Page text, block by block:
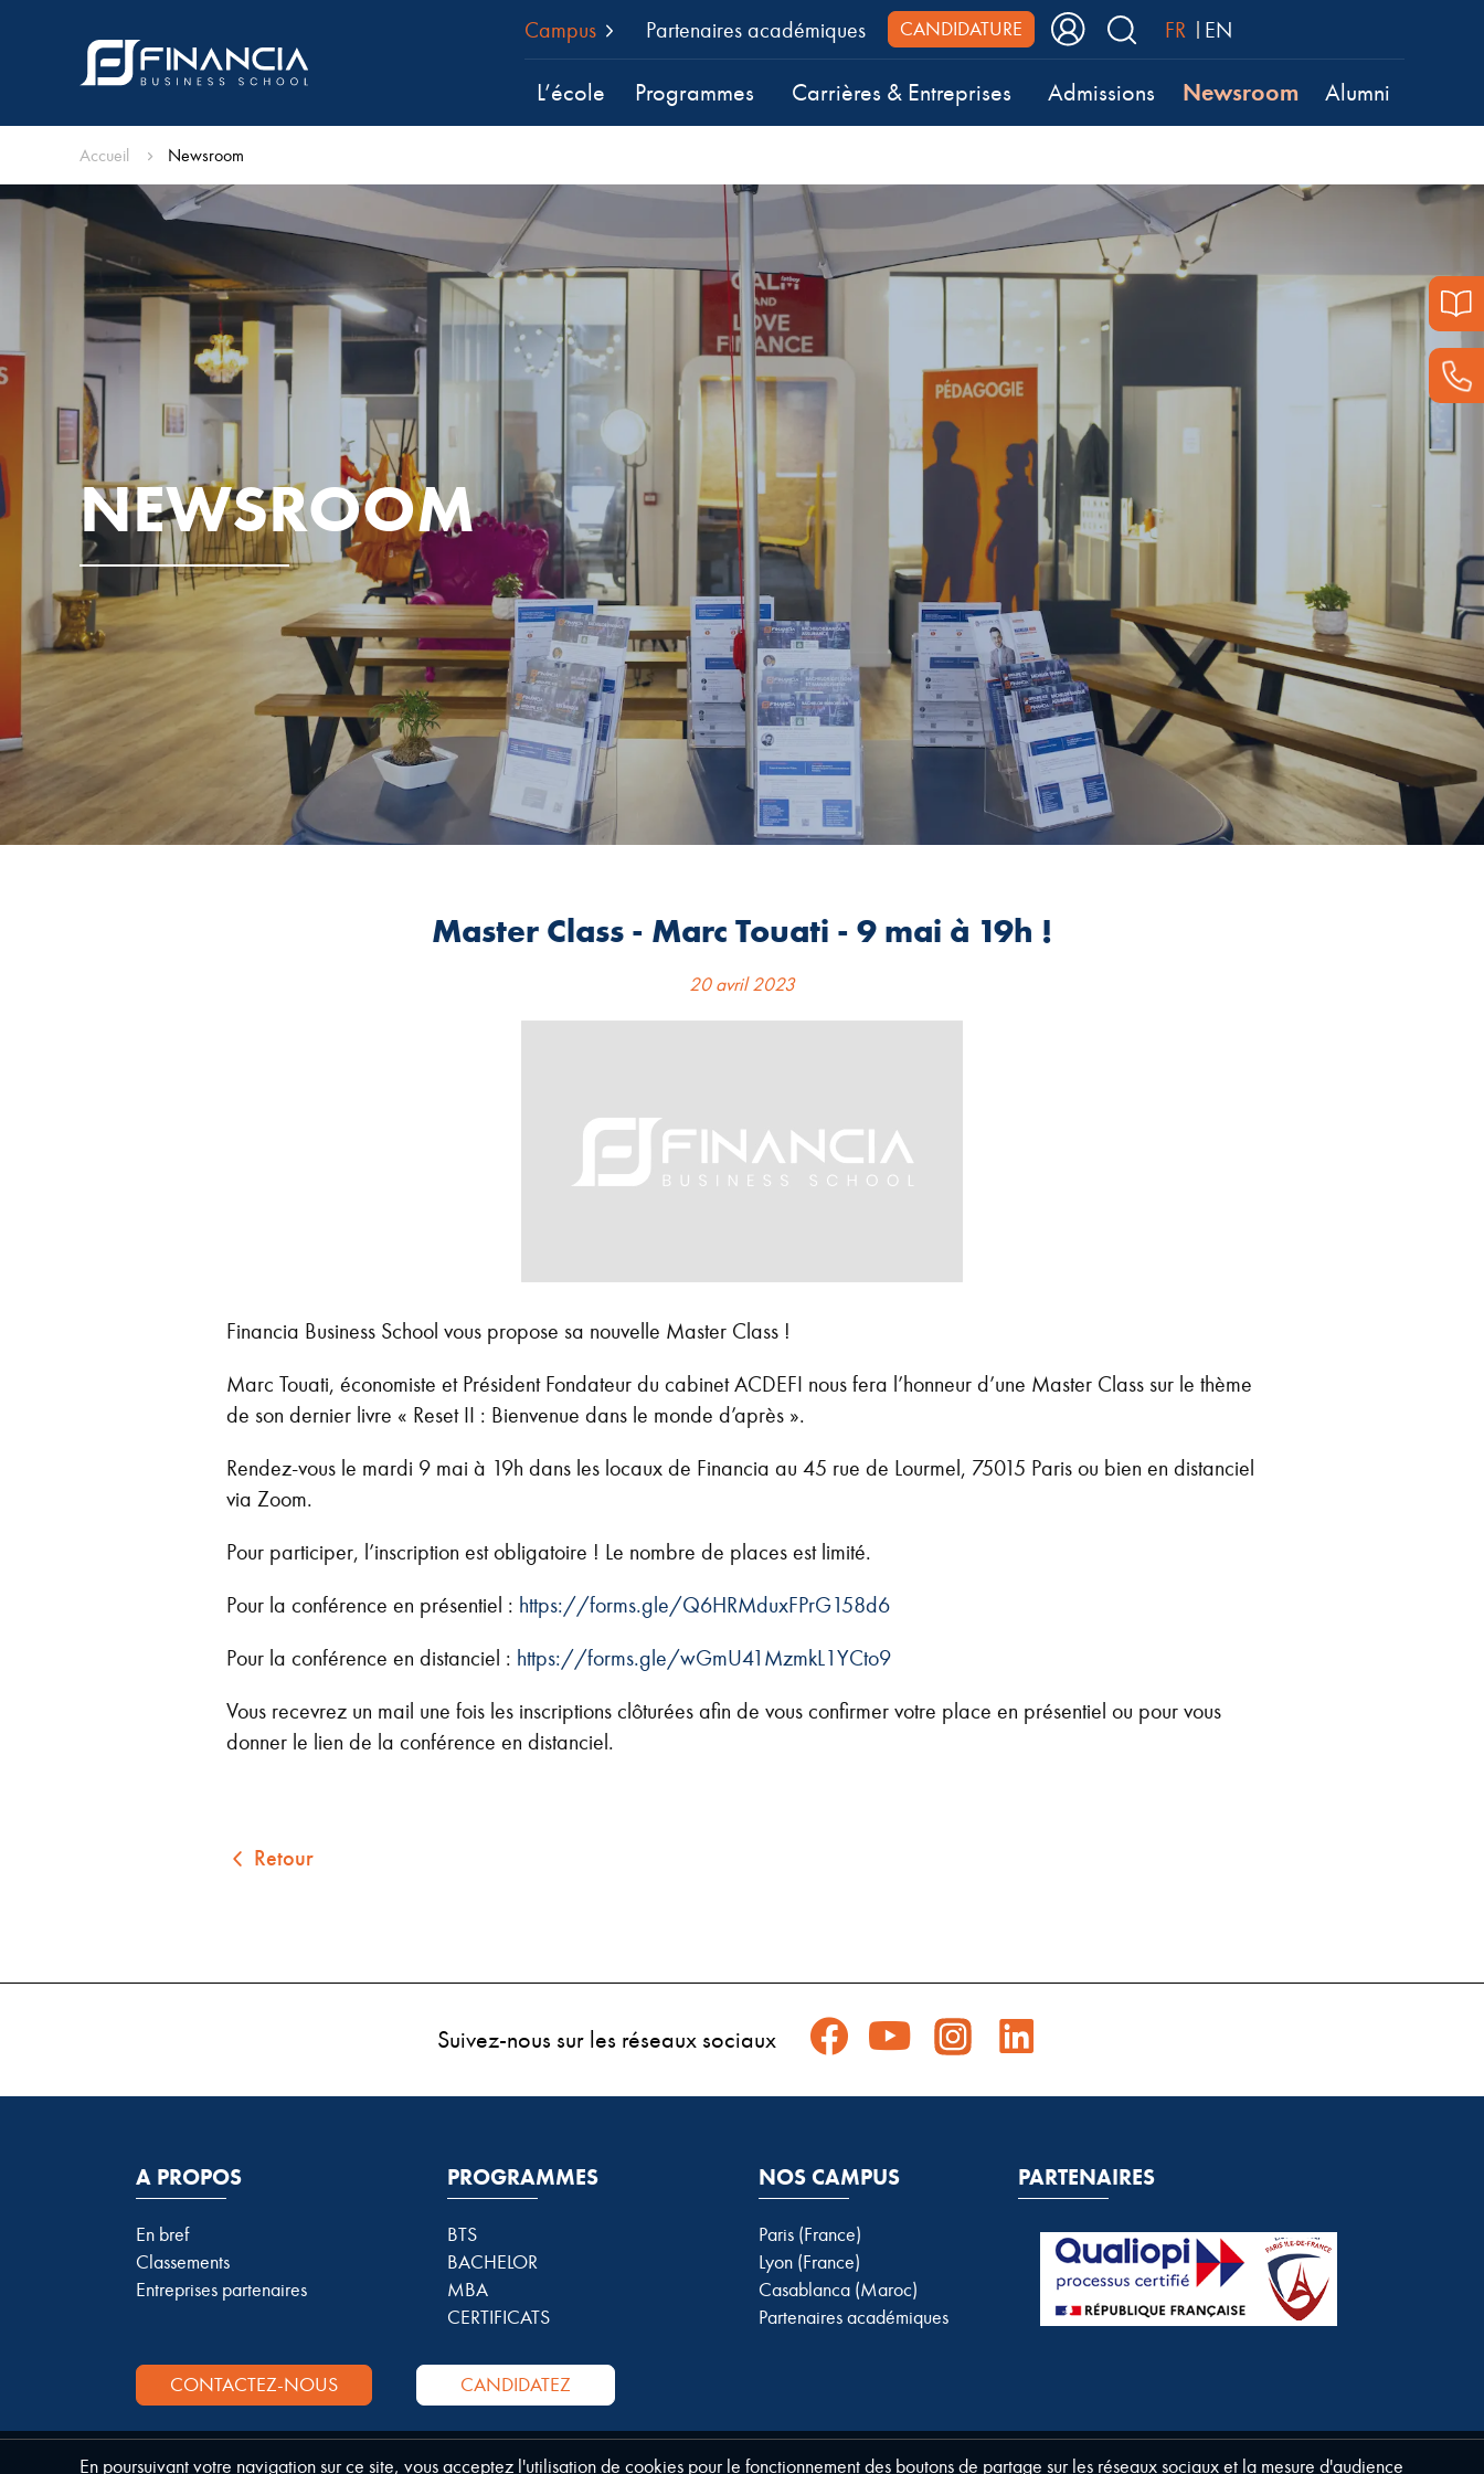
Campus Partenaires académiques CANDIDATURE FR EN
L’école Programmes Carrières & Entreprises Admissions Newsroom Alumni
Accueil Newsroom
NEWSROOM
Master Class - Marc Touati - 9 mai à 19h !
20 avril 2023
Financia Business School vous propose sa nouvelle Master Class !
Marc Touati, économiste et Président Fondateur du cabinet ACDEFI nous fera l’honneur d’une Master Class sur le thème
de son dernier livre « Reset II : Bienvenue dans le monde d’après ».
Rendez-vous le mardi 9 mai à 19h dans les locaux de Financia au 45 rue de Lourmel, 75015 Paris ou bien en distanciel
via Zoom.
Pour participer, l’inscription est obligatoire ! Le nombre de places est limité.
Pour la conférence en présentiel : https://forms.gle/Q6HRMduxFPrG158d6
Pour la conférence en distanciel : https://forms.gle/wGmU41MzmkL1YCto9
Vous recevrez un mail une fois les inscriptions clôturées afin de vous confirmer votre place en présentiel ou pour vous
donner le lien de la conférence en distanciel.
Retour
Suivez-nous sur les réseaux sociaux
A PROPOS
En bref
Classements
Entreprises partenaires
PROGRAMMES
BTS
BACHELOR
MBA
CERTIFICATS
CONTACTEZ-NOUS CANDIDATEZ
NOS CAMPUS
Paris (France)
Lyon (France)
Casablanca (Maroc)
Partenaires académiques
PARTENAIRES
En poursuivant votre navigation sur ce site, vous acceptez l'utilisation de cookies pour le fonctionnement des boutons de partage sur les réseaux sociaux et la mesure d'audience